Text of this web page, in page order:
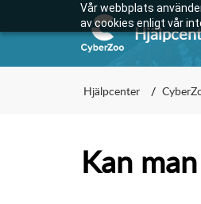
Vår webbplats
av cookies enligt vår
Hjälpcenter
Kan